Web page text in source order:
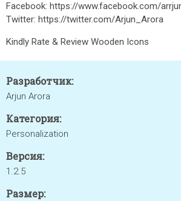
Facebook: https://www.facebook.com/
Twitter: https://twitter.com/Arjun_Arora
Kindly Rate & Review Wooden Icons
Разработчик:
Arjun Arora
Категория:
Personalization
Версия:
1.2.5
Размер: